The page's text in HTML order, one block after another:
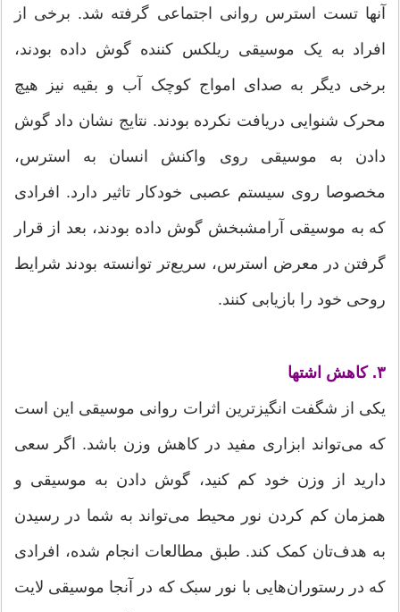
آنها تست استرس روانی اجتماعی گرفته شد. برخی از
افراد به یک موسیقی ریلکس کننده گوش داده بودند،
برخی دیگر به صدای امواج کوچک آب و بقیه نیز هیچ
محرک شنوایی دریافت نکرده بودند. نتایج نشان داد گوش
دادن به موسیقی روی واکنش انسان به استرس،
مخصوصا روی سیستم عصبی خودکار تاثیر دارد. افرادی
که به موسیقی آرامشبخش گوش داده بودند، بعد از قرار
گرفتن در معرض استرس، سریع‌تر توانسته بودند شرایط
روحی خود را بازیابی کنند.
۳. کاهش اشتها
یکی از شگفت انگیزترین اثرات روانی موسیقی این است
که می‌تواند ابزاری مفید در کاهش وزن باشد. اگر سعی
دارید از وزن خود کم کنید، گوش دادن به موسیقی و
همزمان کم کردن نور محیط می‌تواند به شما در رسیدن
به هدف‌تان کمک کند. طبق مطالعات انجام شده، افرادی
که در رستوران‌هایی با نور سبک که در آنجا موسیقی لایت